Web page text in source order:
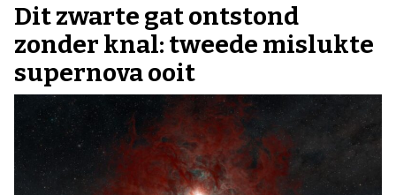
Dit zwarte gat ontstond
zonder knal: tweede mislukte
supernova ooit